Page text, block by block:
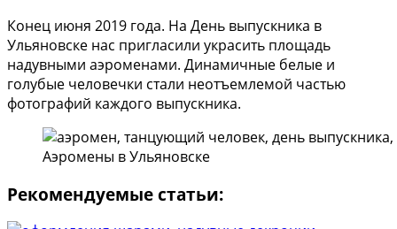
Конец июня 2019 года. На День выпускника в
Ульяновске нас пригласили украсить площадь
надувными аэроменами. Динамичные белые и
голубые человечки стали неотъемлемой частью
фотографий каждого выпускника.
Аэромены в Ульяновске
Рекомендуемые статьи: